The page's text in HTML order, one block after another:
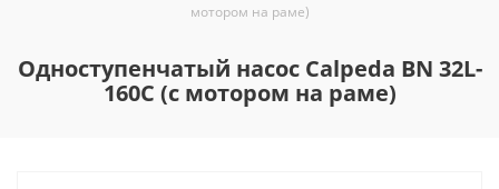
мотором на раме)
Одноступенчатый насос Calpeda BN 32L-
160C (с мотором на раме)